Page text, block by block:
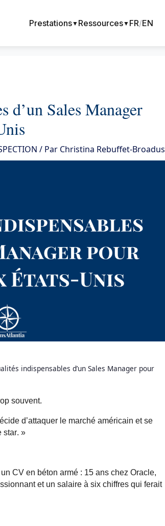
Prestations▼ Ressources▼ FR/EN
d’un Sales Manager
/ Par Christina Rebuffet-Broadus
indispensables d’un Sales Manager pour
souvent.
d’attaquer le marché américain et se
star. »
CV en béton armé : 15 ans chez Oracle,
et un salaire à six chiffres qui ferait